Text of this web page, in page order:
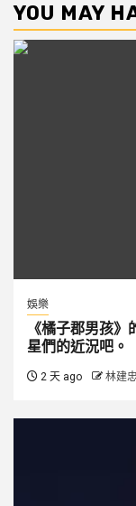
YOU MAY
娛樂
《橘子郡男孩
星們的近況吧。
2 天 ago 林建